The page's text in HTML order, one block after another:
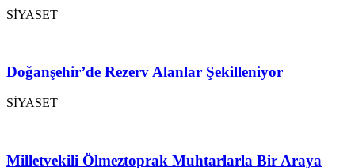
SİYASET
Doğanşehir’de Rezerv Alanlar Şekilleniyor
SİYASET
Milletvekili Ölmeztoprak Muhtarlarla Bir Araya